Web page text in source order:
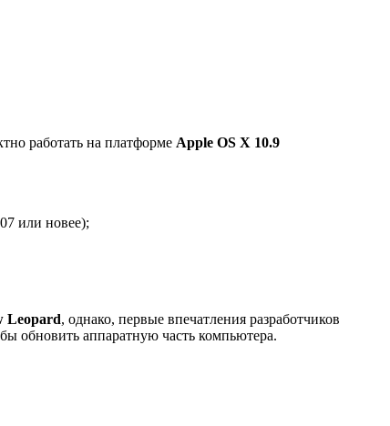
работать на платформе Apple OS X 10.9
или новее);
Leopard, однако, первые впечатления разработчиков
обновить аппаратную часть компьютера.